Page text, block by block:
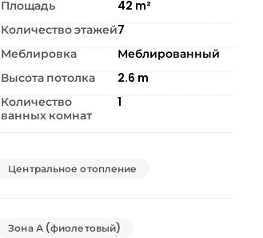
Площадь 42 m²
Количество этажей7
Меблировка
Меблированный
Высота потолка 2.6 m
Количество
ванных комнат
1
Центральное отопление
Зона А (фиолетовый)